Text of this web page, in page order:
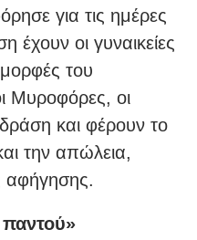
για τις ημέρες
έχουν οι γυναικείες
μορφές του
Μυροφόρες, οι
και φέρουν το
την απώλεια,
αφήγησης.